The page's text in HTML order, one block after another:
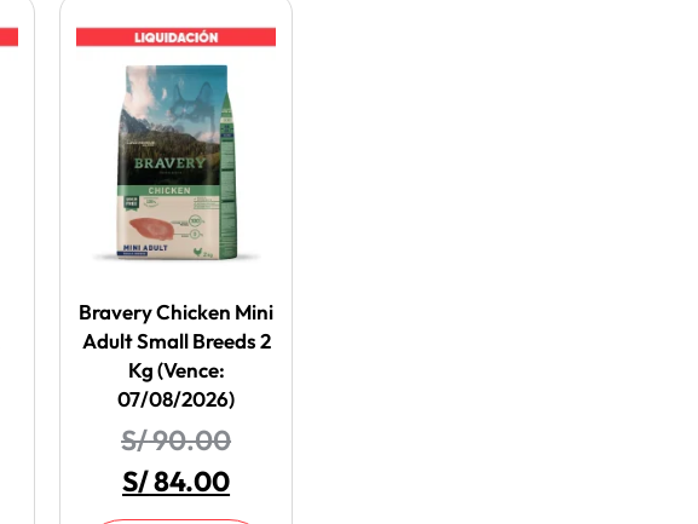
Bravery Chicken Mini
Adult Small Breeds 2
Kg (Vence:
07/08/2026)
S/90.00
S/84.00